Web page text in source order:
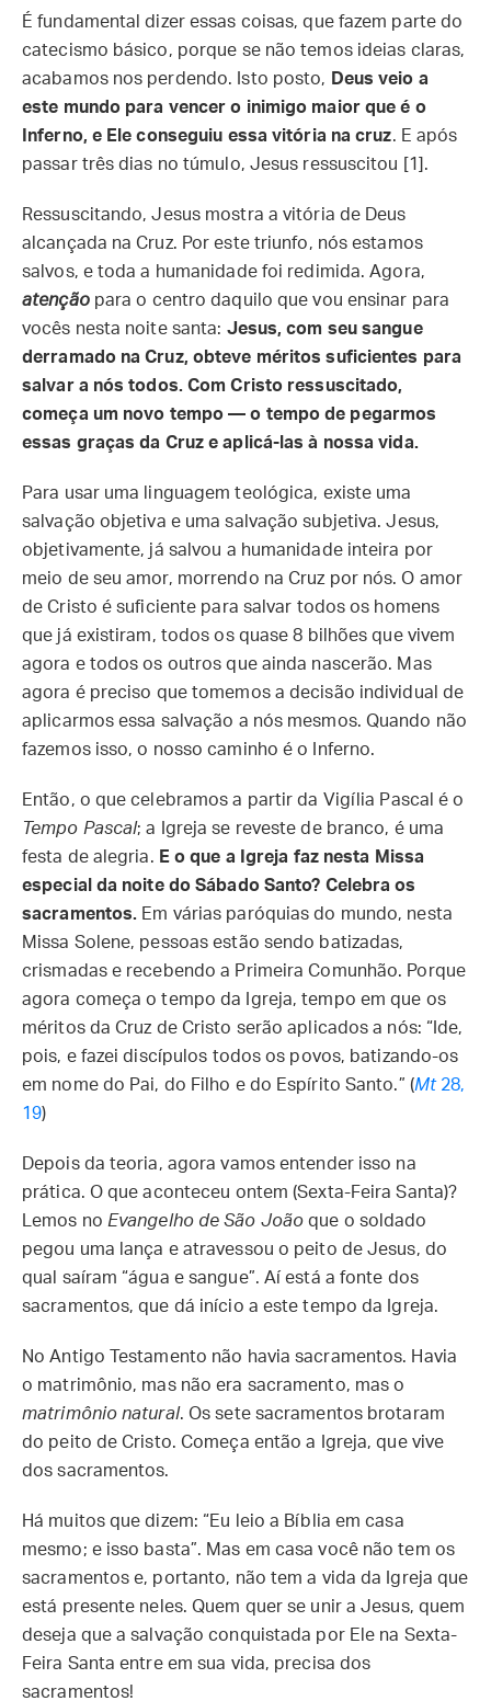
É fundamental dizer essas coisas, que fazem parte do
catecismo básico, porque se não temos ideias claras,
acabamos nos perdendo. Isto posto, Deus veio a
este mundo para vencer o inimigo maior que é o
Inferno, e Ele conseguiu essa vitória na cruz. E após
passar três dias no túmulo, Jesus ressuscitou [1].
Ressuscitando, Jesus mostra a vitória de Deus
alcançada na Cruz. Por este triunfo, nós estamos
salvos, e toda a humanidade foi redimida. Agora,
atençãopara o centro daquilo que vou ensinar para
vocês nesta noite santa: Jesus, com seu sangue
derramado na Cruz, obteve méritos suficientes para
salvar a nós todos. Com Cristo ressuscitado,
começa um novo tempo — o tempo de pegarmos
essas graças da Cruz e aplicá-las à nossa vida.
Para usar uma linguagem teológica, existe uma
salvação objetiva e uma salvação subjetiva. Jesus,
objetivamente, já salvou a humanidade inteira por
meio de seu amor, morrendo na Cruz por nós. O amor
de Cristo é suficiente para salvar todos os homens
que já existiram, todos os quase 8 bilhões que vivem
agora e todos os outros que ainda nascerão. Mas
agora é preciso que tomemos a decisão individual de
aplicarmos essa salvação a nós mesmos. Quando não
fazemos isso, o nosso caminho é o Inferno.
Então, o que celebramos a partir da Vigília Pascal é o
Tempo Pascal; a Igreja se reveste de branco, é uma
festa de alegria. E o que a Igreja faz nesta Missa
especial da noite do Sábado Santo? Celebra os
sacramentos. Em várias paróquias do mundo, nesta
Missa Solene, pessoas estão sendo batizadas,
crismadas e recebendo a Primeira Comunhão. Porque
agora começa o tempo da Igreja, tempo em que os
méritos da Cruz de Cristo serão aplicados a nós: “Ide,
pois, e fazei discípulos todos os povos, batizando-os
em nome do Pai, do Filho e do Espírito Santo.” (Mt28,
19)
Depois da teoria, agora vamos entender isso na
prática. O que aconteceu ontem (Sexta-Feira Santa)?
Lemos no Evangelho de São João que o soldado
pegou uma lança e atravessou o peito de Jesus, do
qual saíram “água e sangue”. Aí está a fonte dos
sacramentos, que dá início a este tempo da Igreja.
No Antigo Testamento não havia sacramentos. Havia
o matrimônio, mas não era sacramento, mas o
matrimônio natural. Os sete sacramentos brotaram
do peito de Cristo. Começa então a Igreja, que vive
dos sacramentos.
Há muitos que dizem: “Eu leio a Bíblia em casa
mesmo; e isso basta”. Mas em casa você não tem os
sacramentos e, portanto, não tem a vida da Igreja que
está presente neles. Quem quer se unir a Jesus, quem
deseja que a salvação conquistada por Ele na Sexta-
Feira Santa entre em sua vida, precisa dos
sacramentos!